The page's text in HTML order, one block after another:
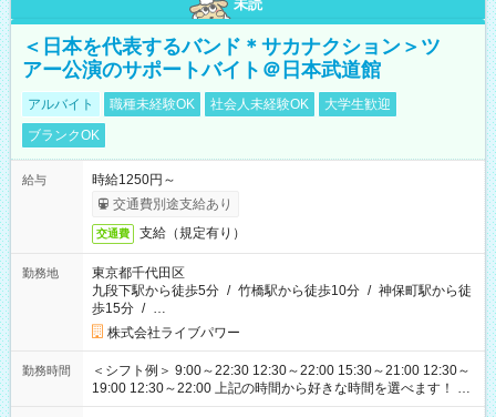
未読
＜日本を代表するバンド＊サカナクション＞ツ
アー公演のサポートバイト＠日本武道館
アルバイト 職種未経験OK 社会人未経験OK
大学生歓迎
ブランクOK
給与
時給1250円～
交通費別途支給あり
交通費 支給（規定有り）
勤務地
東京都千代田区
九段下駅から徒歩5分 / 竹橋駅から徒歩10分 / 神保町駅から徒
歩15分 / …
株式会社ライブパワー
勤務時間
＜シフト例＞ 9:00～22:30 12:30～22:00 15:30～21:00 12:30～
19:00 12:30～22:00 上記の時間から好きな時間を選べます！ ※
時間は変更となる可能性があります